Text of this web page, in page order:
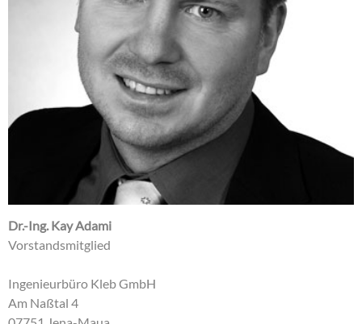
Dr.-Ing. Kay Adami
Vorstandsmitglied
Ingenieurbüro Kleb GmbH
Am Naßtal 4